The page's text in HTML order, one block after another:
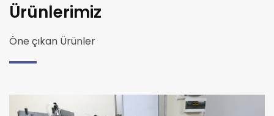
Ürünlerimiz
Öne çıkan Ürünler